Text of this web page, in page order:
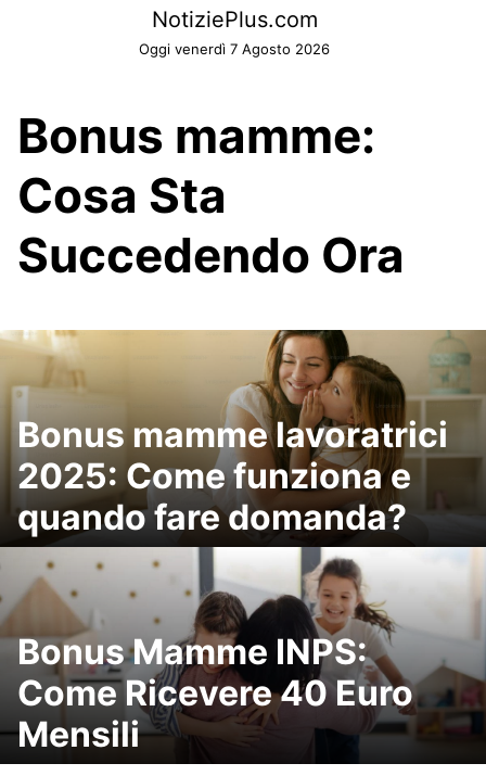
NotiziePlus.com
Oggi venerdì 7 Agosto 2026
Bonus mamme:
Cosa Sta
Succedendo Ora
Bonus mamme lavoratrici
2025: Come funziona e
quando fare domanda?
Bonus Mamme INPS:
Come Ricevere 40 Euro
Mensili